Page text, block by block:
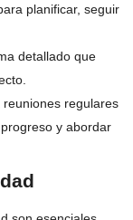
planificar, seguir
detallado que
reuniones regulares
y abordar